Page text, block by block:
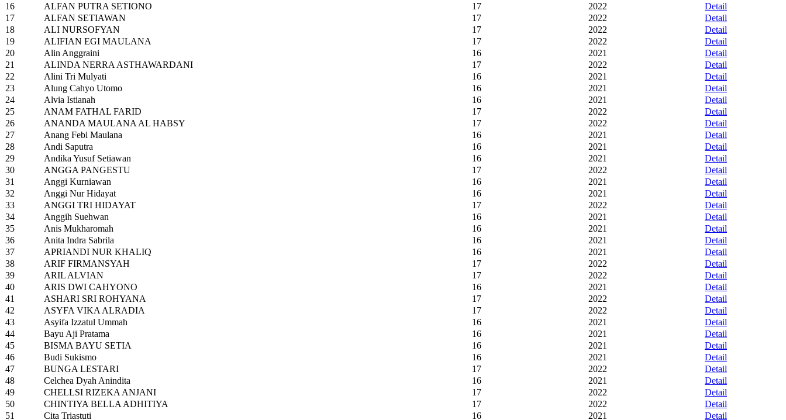
16
ALFAN PUTRA SETIONO 17 2022
Detail
17
ALFAN SETIAWAN 17 2022
Detail
18
ALI NURSOFYAN 17 2022
Detail
19
ALIFIAN EGI MAULANA 17 2022
Detail
20
Alin Anggraini 16 2021
Detail
21
ALINDA NERRA ASTHAWARDANI 17 2022
Detail
22
Alini Tri Mulyati 16 2021
Detail
23
Alung Cahyo Utomo 16 2021
Detail
24
Alvia Istianah 16 2021
Detail
25
ANAM FATHAL FARID 17 2022
Detail
26
ANANDA MAULANA AL HABSY 17 2022
Detail
27
Anang Febi Maulana 16 2021
Detail
28
Andi Saputra 16 2021
Detail
29
Andika Yusuf Setiawan 16 2021
Detail
30
ANGGA PANGESTU 17 2022
Detail
31
Anggi Kurniawan 16 2021
Detail
32
Anggi Nur Hidayat 16 2021
Detail
33
ANGGI TRI HIDAYAT 17 2022
Detail
34
Anggih Suehwan 16 2021
Detail
35
Anis Mukharomah 16 2021
Detail
36
Anita Indra Sabrila 16 2021
Detail
37
APRIANDI NUR KHALIQ 16 2021
Detail
38
ARIF FIRMANSYAH 17 2022
Detail
39
ARIL ALVIAN 17 2022
Detail
40
ARIS DWI CAHYONO 16 2021
Detail
41
ASHARI SRI ROHYANA 17 2022
Detail
42
ASYFA VIKA ALRADIA 17 2022
Detail
43
Asyifa Izzatul Ummah 16 2021
Detail
44
Bayu Aji Pratama 16 2021
Detail
45
BISMA BAYU SETIA 16 2021
Detail
46
Budi Sukismo 16 2021
Detail
47
BUNGA LESTARI 17 2022
Detail
48
Celchea Dyah Anindita 16 2021
Detail
49
CHELLSI RIZEKA ANJANI 17 2022
Detail
50
CHINTIYA BELLA ADHITIYA 17 2022
Detail
51
Cita Triastuti 16 2021
Detail